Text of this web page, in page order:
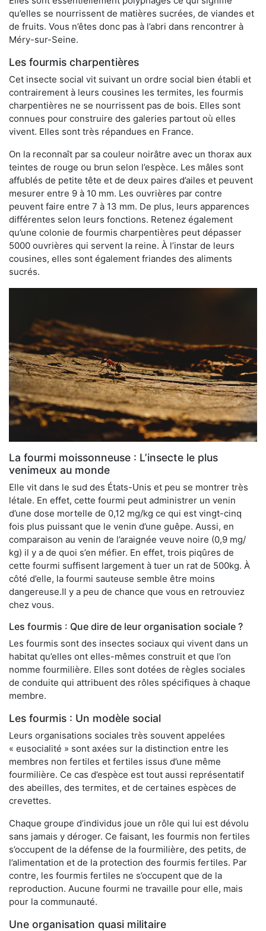
qu’elles se nourrissent de matières sucrées, de viandes et
de fruits. Vous n’êtes donc pas à l’abri dans rencontrer à
Méry-sur-Seine.
Les fourmis charpentières
Cet insecte social vit suivant un ordre social bien établi et
contrairement à leurs cousines les termites, les fourmis
charpentières ne se nourrissent pas de bois. Elles sont
connues pour construire des galeries partout où elles
vivent. Elles sont très répandues en France.
On la reconnaît par sa couleur noirâtre avec un thorax aux
teintes de rouge ou brun selon l’espèce. Les mâles sont
affublés de petite tête et de deux paires d’ailes et peuvent
mesurer entre 9 à 10 mm. Les ouvrières par contre
peuvent faire entre 7 à 13 mm. De plus, leurs apparences
différentes selon leurs fonctions. Retenez également
qu’une colonie de fourmis charpentières peut dépasser
5000 ouvrières qui servent la reine. À l’instar de leurs
cousines, elles sont également friandes des aliments
sucrés.
La fourmi moissonneuse : L’insecte le plus
venimeux au monde
Elle vit dans le sud des États-Unis et peu se montrer très
létale. En effet, cette fourmi peut administrer un venin
d’une dose mortelle de 0,12 mg/kg ce qui est vingt-cinq
fois plus puissant que le venin d’une guêpe. Aussi, en
comparaison au venin de l’araignée veuve noire (0,9 mg/
kg) il y a de quoi s’en méfier. En effet, trois piqûres de
cette fourmi suffisent largement à tuer un rat de 500kg. À
côté d’elle, la fourmi sauteuse semble être moins
dangereuse.Il y a peu de chance que vous en retrouviez
chez vous.
Les fourmis : Que dire de leur organisation sociale ?
Les fourmis sont des insectes sociaux qui vivent dans un
habitat qu’elles ont elles-mêmes construit et que l’on
nomme fourmilière. Elles sont dotées de règles sociales
de conduite qui attribuent des rôles spécifiques à chaque
membre.
Les fourmis : Un modèle social
Leurs organisations sociales très souvent appelées
« eusocialité » sont axées sur la distinction entre les
membres non fertiles et fertiles issus d’une même
fourmilière. Ce cas d’espèce est tout aussi représentatif
des abeilles, des termites, et de certaines espèces de
crevettes.
Chaque groupe d’individus joue un rôle qui lui est dévolu
sans jamais y déroger. Ce faisant, les fourmis non fertiles
s’occupent de la défense de la fourmilière, des petits, de
l’alimentation et de la protection des fourmis fertiles. Par
contre, les fourmis fertiles ne s’occupent que de la
reproduction. Aucune fourmi ne travaille pour elle, mais
pour la communauté.
Une organisation quasi militaire